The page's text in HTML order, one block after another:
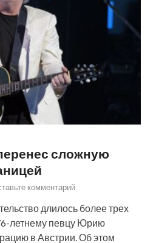
сложную
комментарий
длилось более трех
летнему певцу Юрию
в Австрии. Об этом